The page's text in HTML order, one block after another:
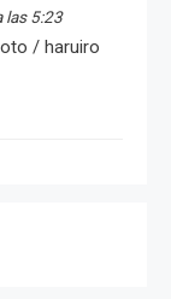
las 5:23
/ haruiro